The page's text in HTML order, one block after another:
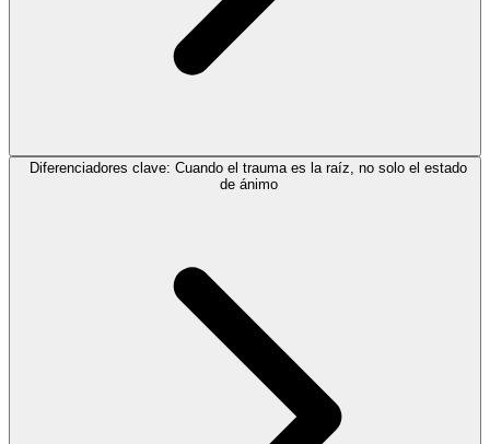
Diferenciadores clave: Cuando el trauma es la raíz, no solo el estado
de ánimo